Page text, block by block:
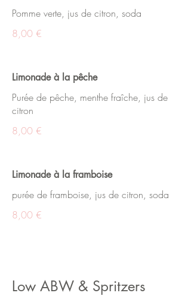
Pomme verte, jus de citron, soda
8,00 €
Limonade à la pêche
Purée de pêche, menthe fraîche, jus de
citron
8,00 €
Limonade à la framboise
purée de framboise, jus de citron, soda
8,00 €
Low ABW & Spritzers